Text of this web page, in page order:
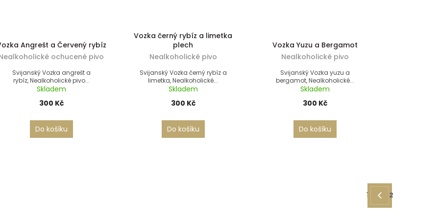
Angrešt a Červený rybíz
ochucené pivo
Svijanský Vozka angrešt a
rybíz, Nealkoholické pivo...
Skladem
300 Kč
Do košíku
Vozka černý rybíz a limetka
plech
Nealkoholické pivo
Svijanský Vozka černý rybíz a
limetka, Nealkoholické...
Skladem
300 Kč
Do košíku
Vozka Yuzu a Bergamot
Nealkoholické pivo
Svijanský Vozka yuzu a
bergamot, Nealkoholické...
Skladem
300 Kč
Do košíku
1 2